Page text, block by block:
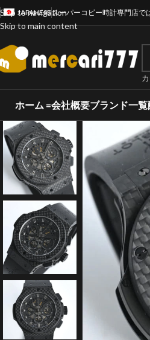
Skip to navigation
Skip to main content
JAPANESEスーパーコピー時計専門店で
ホーム =会社概要ブランド一覧